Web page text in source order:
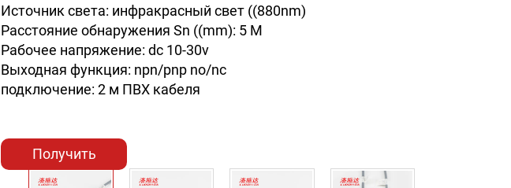
Источник света: инфракрасный свет ((880nm)
Расстояние обнаружения Sn ((mm): 5 M
Рабочее напряжение: dc 10-30v
Выходная функция: npn/pnp no/nc
подключение: 2 м ПВХ кабеля
Получить